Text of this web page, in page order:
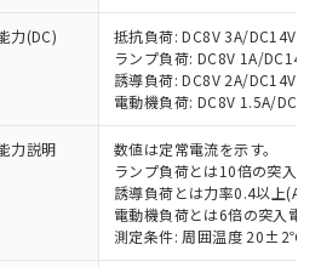
力(DC)
抵抗負荷: DC8V 3A/DC14V
ランプ負荷: DC8V 1A/
誘導負荷: DC8V 2A/DC14V
電動機負荷: DC8V 1.5A/
力説明
数値は定常電流を示す。
ランプ負荷とは10倍の突入電
誘導負荷とは力率0.4以上
電動機負荷とは6倍の突入電
測定条件: 周囲温度 20±2℃
RoHS指令（10物質）の
た製品が提供可能な商品で